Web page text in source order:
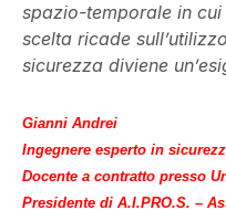
spazio-temporale in
scelta ricade
sicurezza diviene
Gianni Andrei
Ingegnere esperto in
Docente a contratto presso
Presidente di A.I.PRO.S. –